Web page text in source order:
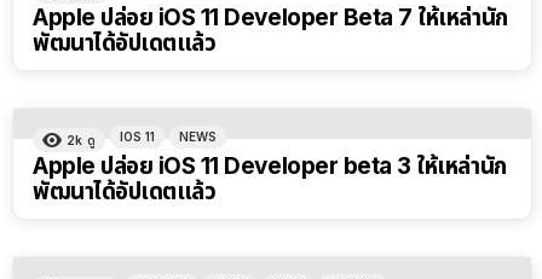
Apple ปล่อย iOS 11 Developer Beta 7 ให้เหล่านัก
พัฒนาได้อัปเดตแล้ว
2k ดู IOS 11 NEWS
Apple ปล่อย iOS 11 Developer beta 3 ให้เหล่านัก
พัฒนาได้อัปเดตแล้ว